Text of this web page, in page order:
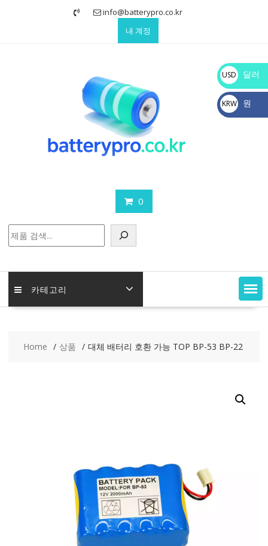
info@batterypro.co.kr
내 계정
0
색
카테고리
Home 상품 대체 배터리 호환 가능 TOP BP-53 BP-22
USD
$
달러
KRW
₩
원